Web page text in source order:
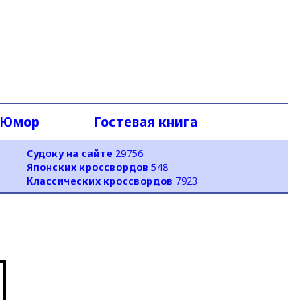
Судоку на сайте 29756
Японских кроссвордов 548
Классических кроссвордов 7923
Юмор Гостевая книга